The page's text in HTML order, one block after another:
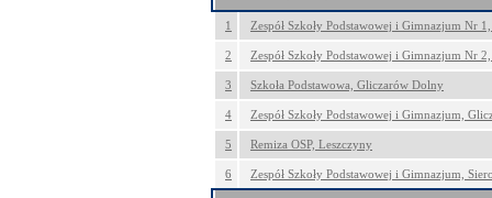
1 Zespół Szkoły Podstawowej i Gimnazjum Nr
2 Zespół Szkoły Podstawowej i Gimnazjum Nr
3 Szkoła Podstawowa, Gliczarów Dolny
4 Zespół Szkoły Podstawowej i Gimnazjum,
5 Remiza OSP, Leszczyny
6 Zespół Szkoły Podstawowej i Gimnazjum,